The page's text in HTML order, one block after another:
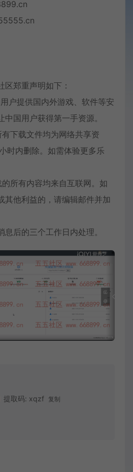
区郑重声明如下：
户提供国内外游戏、软件等安
国用户获得第一手资源。
下载文件均为网络共享资
时内删除。如需体验更多乐
所有内容均来自互联网。如
其他利益的，请编辑邮件并加
后的三个工作日内处理。
提取码: xqzf 复制